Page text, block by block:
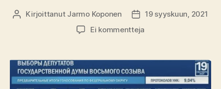
Kirjoittaja
Kirjoittanut Jarmo Koponen Julkaisupäivämäärä
19 syyskuun, 2021
Ei kommentteja
vuoden
2024
vuoksi